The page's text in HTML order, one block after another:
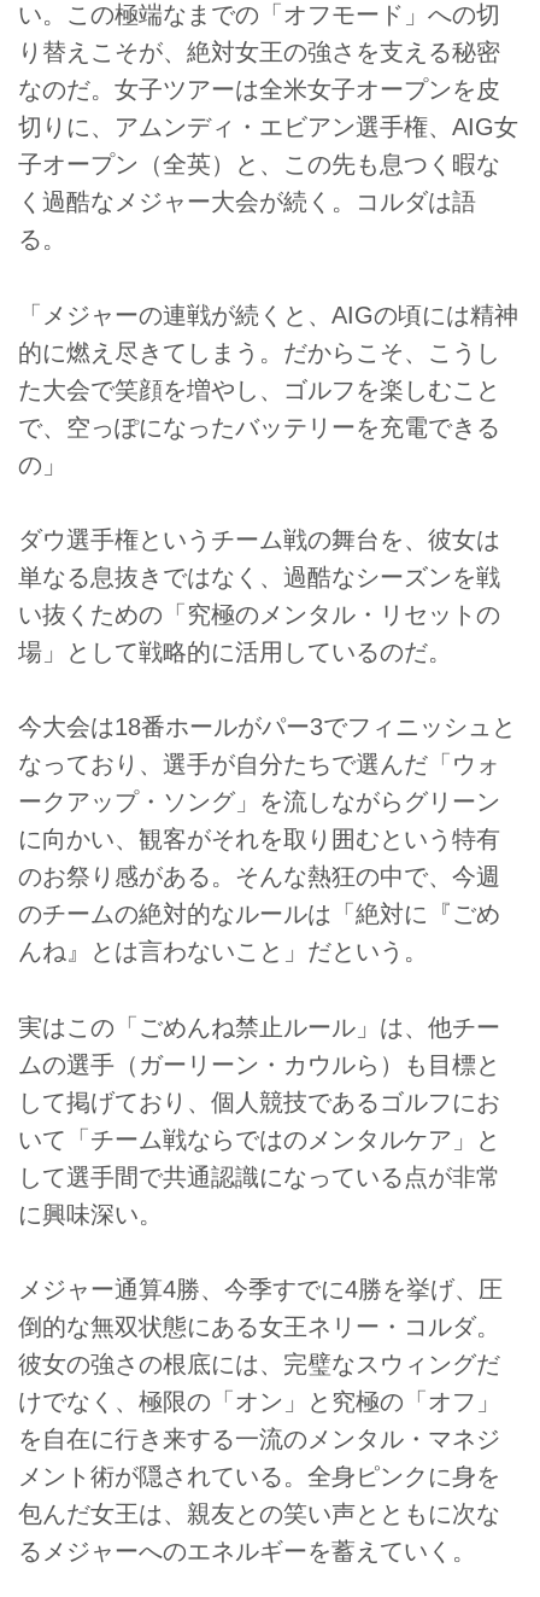
い。この極端なまでの「オフモード」への切
り替えこそが、絶対女王の強さを支える秘密
なのだ。女子ツアーは全米女子オープンを皮
切りに、アムンディ・エビアン選手権、AIG女
子オープン（全英）と、この先も息つく暇な
く過酷なメジャー大会が続く。コルダは語
る。
「メジャーの連戦が続くと、AIGの頃には精神
的に燃え尽きてしまう。だからこそ、こうし
た大会で笑顔を増やし、ゴルフを楽しむこと
で、空っぽになったバッテリーを充電できる
の」
ダウ選手権というチーム戦の舞台を、彼女は
単なる息抜きではなく、過酷なシーズンを戦
い抜くための「究極のメンタル・リセットの
場」として戦略的に活用しているのだ。
今大会は18番ホールがパー3でフィニッシュと
なっており、選手が自分たちで選んだ「ウォ
ークアップ・ソング」を流しながらグリーン
に向かい、観客がそれを取り囲むという特有
のお祭り感がある。そんな熱狂の中で、今週
のチームの絶対的なルールは「絶対に『ごめ
んね』とは言わないこと」だという。
実はこの「ごめんね禁止ルール」は、他チー
ムの選手（ガーリーン・カウルら）も目標と
して掲げており、個人競技であるゴルフにお
いて「チーム戦ならではのメンタルケア」と
して選手間で共通認識になっている点が非常
に興味深い。
メジャー通算4勝、今季すでに4勝を挙げ、圧
倒的な無双状態にある女王ネリー・コルダ。
彼女の強さの根底には、完璧なスウィングだ
けでなく、極限の「オン」と究極の「オフ」
を自在に行き来する一流のメンタル・マネジ
メント術が隠されている。全身ピンクに身を
包んだ女王は、親友との笑い声とともに次な
るメジャーへのエネルギーを蓄えていく。